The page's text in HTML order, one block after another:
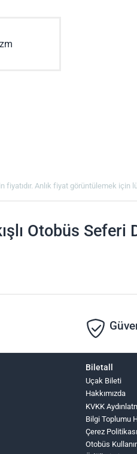
Anlık fiyat görüntülemek için
Otobüs Seferi
Biletall
Uçak Bileti
Hakkımızda
KVKK
Bilgi Toplumu
Çerez Politikası
Otobüs